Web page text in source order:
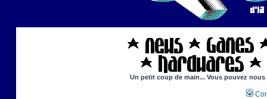
Un petit coup de main... Vous pouvez